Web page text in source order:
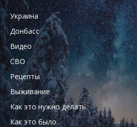
Украина
Донбасс
Видео
СВО
Рецепты
Выживание
Как это нужно делать
Как это было...